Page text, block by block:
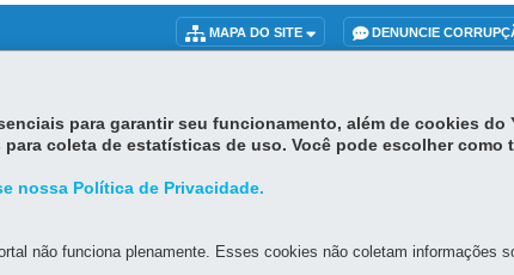
MAPA DO SITE DENUNCIE
E DO ABASTECIMENTO
-80035-050 -Curitiba-PR MAPA
para garantir seu funcionamento, além de cookies do
coleta de estatísticas de uso. Você pode escolher como
nossa Política de Privacidade.
não funciona plenamente. Esses cookies não coletam informações